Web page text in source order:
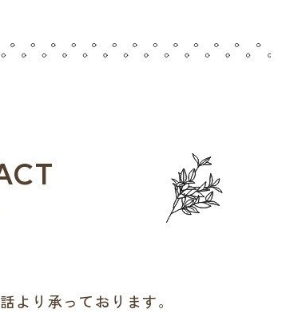
り承っております。